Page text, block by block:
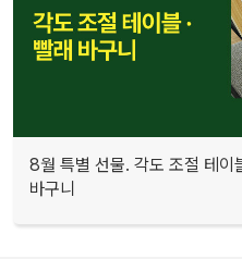
8월 특별 선물. 각도 조절 테이
바구니